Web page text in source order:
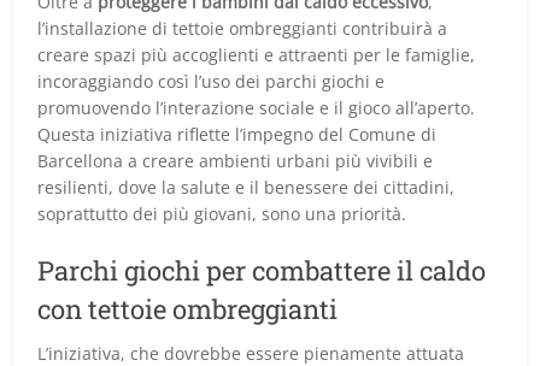
l’installazione di tettoie ombreggianti contribuirà a
creare spazi più accoglienti e attraenti per le famiglie,
incoraggiando così l’uso dei parchi giochi e
promuovendo l’interazione sociale e il gioco all’aperto.
Questa iniziativa riflette l’impegno del Comune di
Barcellona a creare ambienti urbani più vivibili e
resilienti, dove la salute e il benessere dei cittadini,
soprattutto dei più giovani, sono una priorità.
Parchi giochi per combattere il caldo
con tettoie ombreggianti
L’iniziativa, che dovrebbe essere pienamente attuata